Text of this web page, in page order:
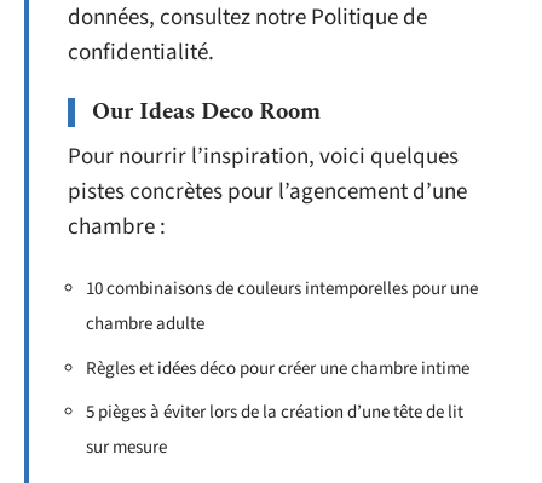
données, consultez notre Politique de
confidentialité.
Our Ideas Deco Room
Pour nourrir l’inspiration, voici quelques
pistes concrètes pour l’agencement d’une
chambre :
10 combinaisons de couleurs intemporelles pour une
chambre adulte
Règles et idées déco pour créer une chambre intime
5 pièges à éviter lors de la création d’une tête de lit
sur mesure